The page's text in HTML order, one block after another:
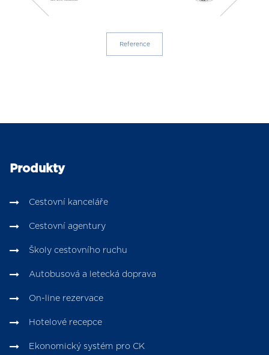
Reference
Produkty
Cestovní kanceláře
Cestovní agentury
Školy cestovního ruchu
Autobusová a letecká doprava
On-line rezervace
Hotelové recepce
Ekonomický systém pro CK